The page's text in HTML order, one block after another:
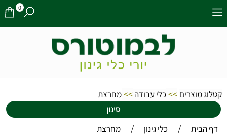
0
קטלוג מוצרים >> כלי עבודה>>מחרצת
סינון
דף הבית
/ כלי גינון / מחרצת